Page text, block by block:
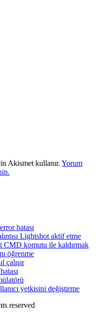
Akismet kullanır. Yorum
hatası
Lightshot aktif etme
CMD komutu ile kaldırmak
öğrenme
çalışır
yetkisini değiştirme
reserved